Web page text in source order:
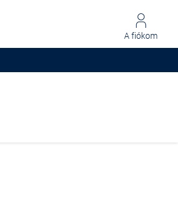
A fiókom